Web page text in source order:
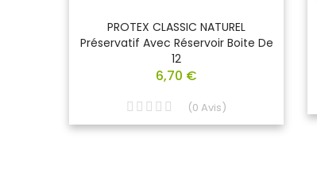
PROTEX CLASSIC NATUREL
Préservatif Avec Réservoir Boite De
12
6,70 €
(0 Avis)